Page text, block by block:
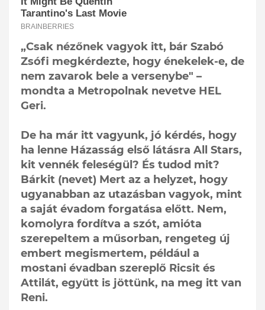
„Csak nézőnek vagyok itt, bár Szabó
Zsófi megkérdezte, hogy énekelek-e, de
nem zavarok bele a versenybe" –
mondta a Metropolnak nevetve HEL
Geri.
De ha már itt vagyunk, jó kérdés, hogy
ha lenne Házasság első látásra All Stars,
kit vennék feleségül? És tudod mit?
Bárkit (nevet) Mert az a helyzet, hogy
ugyanabban az utazásban vagyok, mint
a saját évadom forgatása előtt. Nem,
komolyra fordítva a szót, amióta
szerepeltem a műsorban, rengeteg új
embert megismertem, például a
mostani évadban szereplő Ricsit és
Attilát, együtt is jöttünk, na meg itt van
Reni.